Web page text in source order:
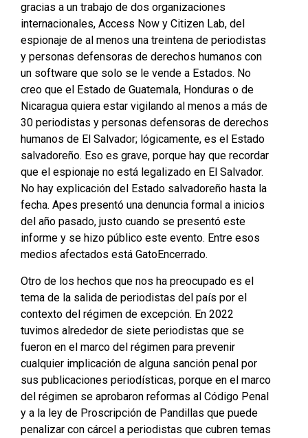
gracias a un trabajo de dos organizaciones
internacionales, Access Now y Citizen Lab, del
espionaje de al menos una treintena de periodistas
y personas defensoras de derechos humanos con
un software que solo se le vende a Estados. No
creo que el Estado de Guatemala, Honduras o de
Nicaragua quiera estar vigilando al menos a más de
30 periodistas y personas defensoras de derechos
humanos de El Salvador; lógicamente, es el Estado
salvadoreño. Eso es grave, porque hay que recordar
que el espionaje no está legalizado en El Salvador.
No hay explicación del Estado salvadoreño hasta la
fecha. Apes presentó una denuncia formal a inicios
del año pasado, justo cuando se presentó este
informe y se hizo público este evento. Entre esos
medios afectados está GatoEncerrado.
Otro de los hechos que nos ha preocupado es el
tema de la salida de periodistas del país por el
contexto del régimen de excepción. En 2022
tuvimos alrededor de siete periodistas que se
fueron en el marco del régimen para prevenir
cualquier implicación de alguna sanción penal por
sus publicaciones periodísticas, porque en el marco
del régimen se aprobaron reformas al Código Penal
y a la ley de Proscripción de Pandillas que puede
penalizar con cárcel a periodistas que cubren temas